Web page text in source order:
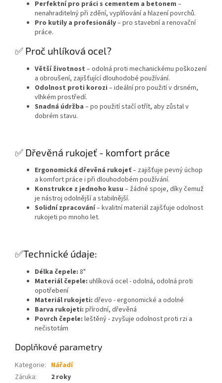
Perfektní pro práci s cementem a betonem –
nenahraditelný při zdění, vyplňování a hlazení povrchů.
Pro kutily a profesionály– pro stavební a renovační
práce.
✅ Proč uhlíková ocel?
Větší životnost – odolná proti mechanickému poškození
a obroušení, zajišťující dlouhodobé používání.
Odolnost proti korozi – ideální pro použití v drsném,
vlhkém prostředí.
Snadná údržba – po použití stačí otřít, aby zůstal v
dobrém stavu.
✅ Dřevěná rukojeť - komfort práce
Ergonomická dřevěná rukojeť– zajišťuje pevný úchop
a komfort práce i při dlouhodobém používání.
Konstrukce z jednoho kusu – žádné spoje, díky čemuž
je nástroj odolnější a stabilnější.
Solidní zpracování– kvalitní materiál zajišťuje odolnost
rukojeti po mnoho let.
✅Technické údaje:
Délka čepele: 8"
Materiál čepele: uhlíková ocel - odolná, odolná proti
opotřebení
Materiál rukojeti: dřevo - ergonomické a odolné
Barva rukojeti: přírodní, dřevěná
Povrch čepele: leštěný - zvyšuje odolnost proti rzi a
nečistotám
Doplňkové parametry
Kategorie: Nářadí
Záruka:
2 roky